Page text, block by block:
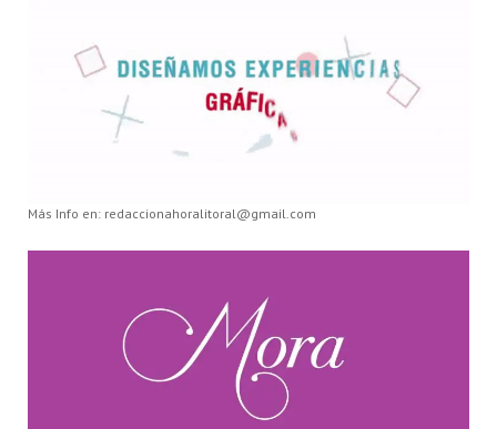
Más Info en: redaccionahoralitoral@gmail.com